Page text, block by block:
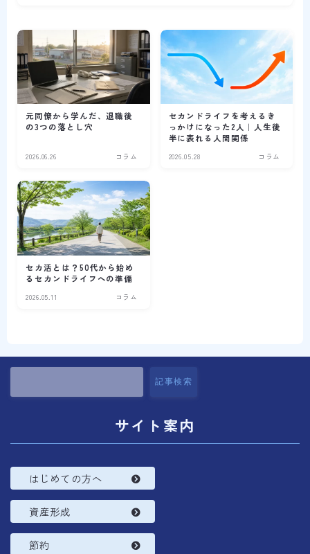
元同僚から学んだ、退職後
の3つの落とし穴
2026.06.26 コラム
セカンドライフを考えるき
っかけになった2人｜人生後
半に表れる人間関係
2026.05.28 コラム
セカ活とは？50代から始め
るセカンドライフへの準備
2026.05.11 コラム
記事検索
サイト案内
はじめての方へ
資産形成
節約